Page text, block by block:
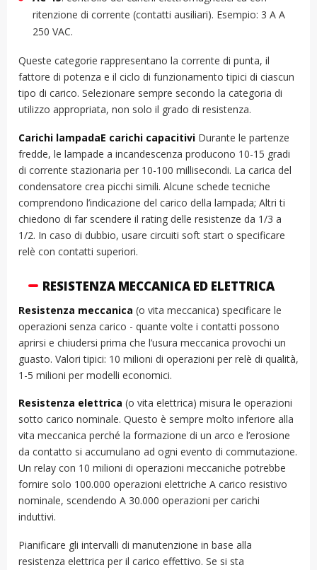
ritenzione di corrente (contatti ausiliari). Esempio: 3 A A
250 VAC.
Queste categorie rappresentano la corrente di punta, il
fattore di potenza e il ciclo di funzionamento tipici di ciascun
tipo di carico. Selezionare sempre secondo la categoria di
utilizzo appropriata, non solo il grado di resistenza.
Carichi lampadaE carichi capacitivi Durante le partenze
fredde, le lampade a incandescenza producono 10-15 gradi
di corrente stazionaria per 10-100 millisecondi. La carica del
condensatore crea picchi simili. Alcune schede tecniche
comprendono l’indicazione del carico della lampada; Altri ti
chiedono di far scendere il rating delle resistenze da 1/3 a
1/2. In caso di dubbio, usare circuiti soft start o specificare
relè con contatti superiori.
RESISTENZA MECCANICA ED ELETTRICA
Resistenza meccanica (o vita meccanica) specificare le
operazioni senza carico - quante volte i contatti possono
aprirsi e chiudersi prima che l’usura meccanica provochi un
guasto. Valori tipici: 10 milioni di operazioni per relè di qualità,
1-5 milioni per modelli economici.
Resistenza elettrica (o vita elettrica) misura le operazioni
sotto carico nominale. Questo è sempre molto inferiore alla
vita meccanica perché la formazione di un arco e l’erosione
da contatto si accumulano ad ogni evento di commutazione.
Un relay con 10 milioni di operazioni meccaniche potrebbe
fornire solo 100.000 operazioni elettriche A carico resistivo
nominale, scendendo A 30.000 operazioni per carichi
induttivi.
Pianificare gli intervalli di manutenzione in base alla
resistenza elettrica per il carico effettivo. Se si sta